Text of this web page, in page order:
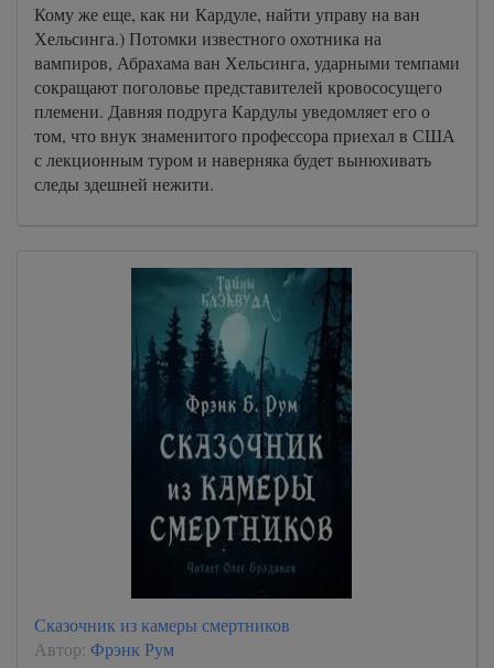
Кому же еще, как ни Кардуле, найти управу на ван
Хельсинга.) Потомки известного охотника на
вампиров, Абрахама ван Хельсинга, ударными темпами
сокращают поголовье представителей кровососущего
племени. Давняя подруга Кардулы уведомляет его о
том, что внук знаменитого профессора приехал в США
с лекционным туром и наверняка будет вынюхивать
следы здешней нежити.
Сказочник из камеры смертников
Автор: Фрэнк Рум